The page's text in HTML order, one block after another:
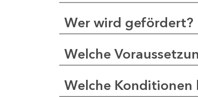
Wer wird gefördert?
Welche
Welche